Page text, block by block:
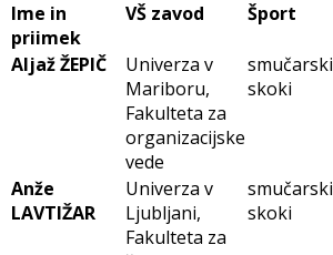
Ime in
priimek
VŠ zavod Šport
Aljaž ŽEPIČ
Univerza v
Mariboru,
Fakulteta za
organizacijske
vede
smučarski
skoki
Anže
LAVTIŽAR
Univerza v
Ljubljani,
Fakulteta za
smučarski
skoki